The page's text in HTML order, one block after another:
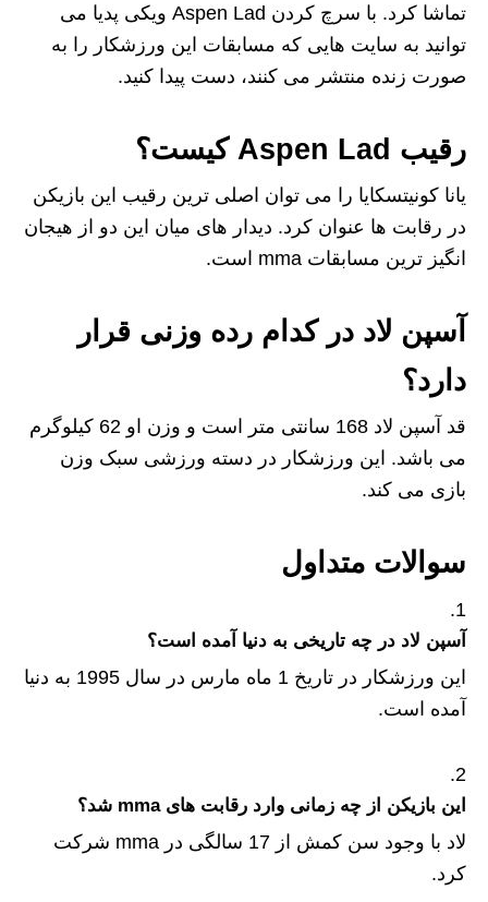
تماشا کرد. با سرچ کردن Aspen Lad ویکی پدیا می
توانید به سایت هایی که مسابقات این ورزشکار را به
صورت زنده منتشر می کنند، دست پیدا کنید.
رقیب Aspen Lad کیست؟
یانا کونیتسکایا را می توان اصلی ترین رقیب این بازیکن
در رقابت ها عنوان کرد. دیدار های میان این دو از هیجان
انگیز ترین مسابقات mma است.
آسپن لاد در کدام رده وزنی قرار
دارد؟
قد آسپن لاد 168 سانتی متر است و وزن او 62 کیلوگرم
می باشد. این ورزشکار در دسته ورزشی سبک وزن
بازی می کند.
سوالات متداول
آسپن لاد در چه تاریخی به دنیا آمده است؟
این ورزشکار در تاریخ 1 ماه مارس در سال 1995 به دنیا
آمده است.
این بازیکن از چه زمانی وارد رقابت های mma شد؟
لاد با وجود سن کمش از 17 سالگی در mma شرکت
کرد.